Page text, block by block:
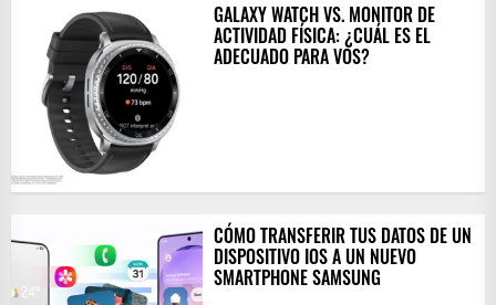
GALAXY WATCH VS. MONITOR DE
ACTIVIDAD FÍSICA: ¿CUÁL ES EL
ADECUADO PARA VOS?
CÓMO TRANSFERIR TUS DATOS DE UN
DISPOSITIVO IOS A UN NUEVO
SMARTPHONE SAMSUNG